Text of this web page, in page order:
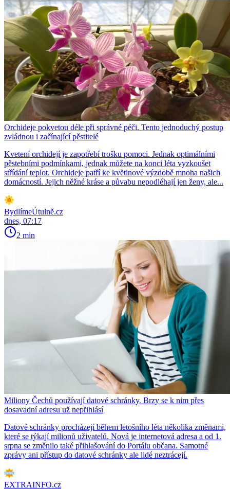
Orchideje pokvetou déle při správné péči. Tento jednoduchý postup
zvládnou i začínající pěstitelé
Kvetení orchidejí je zapotřebí trošku pomoci. Jednak optimálními
pěstebními podmínkami, jednak můžete na konci léta vyzkoušet
střídání teplot. Orchideje patří ke květinové výzdobě mnoha našich
domácností. Jejich něžné kráse a půvabu nepodléhají jen ženy, ale...
BydlímeÚtulně.cz
dnes, 07:17
2 min
Miliony Čechů používají datové schránky. Brzy se k nim přes
dosavadní adresu už nepřihlásí
Datové schránky procházejí během letošního léta několika změnami,
které se týkají milionů uživatelů. Nová je internetová adresa a od 1.
srpna se změnilo také přihlašování do Portálu občana. Samotné
zprávy ani přístup do datové schránky ale lidé neztrácejí.
EXTRAINFO.cz